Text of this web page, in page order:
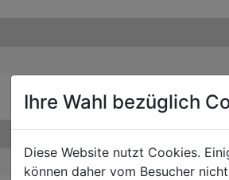
Ihre Wahl bezüglich
Diese Website nutzt Cookies.
können daher vom Besucher